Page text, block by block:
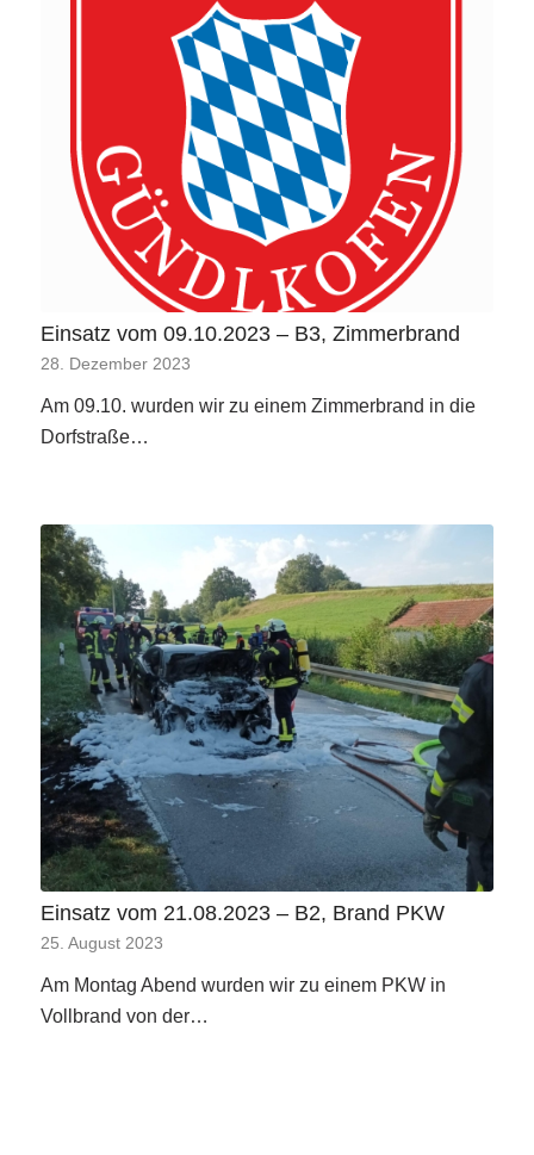
Einsatz vom 09.10.2023 – B3, Zimmerbrand
28. Dezember 2023
Am 09.10. wurden wir zu einem Zimmerbrand in die
Dorfstraße…
Einsatz vom 21.08.2023 – B2, Brand PKW
25. August 2023
Am Montag Abend wurden wir zu einem PKW in
Vollbrand von der…